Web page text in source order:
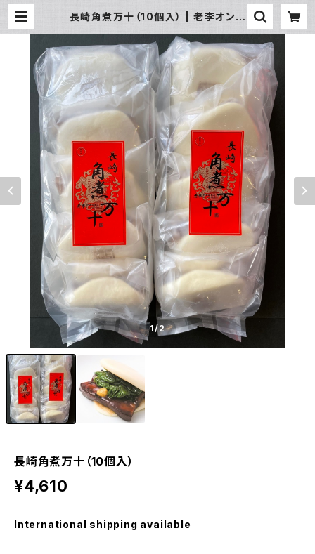
長崎角煮万十（10個入） | 老李オンラ
1/2
長崎角煮万十（10個入）
¥4,610
International shipping available